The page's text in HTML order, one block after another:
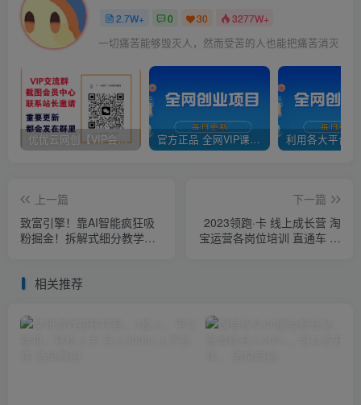
2.7W+ 0 30 3277W+
一切痛苦能够毁灭人，然而受苦的人也能把痛苦消灭
优优云网创【VIP会员专属交流群】 官方正品 全网VIP课程 无损下载~
上一篇
致富引擎！靠AI智能疯狂吸
粉掘金！拆解式细分教学，
下一篇
2023领跑·卡 线上成长营 淘
宝运营各岗位培训 直通车 万
相关推荐